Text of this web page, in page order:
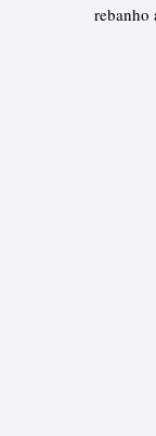
rebanho